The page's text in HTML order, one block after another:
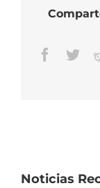
Noticias